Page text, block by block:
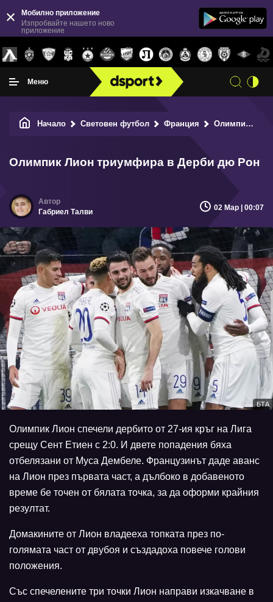
Мобилно приложение
Изпробвайте нашето ново
приложение
Меню
Начало Световен футбол Франция Олимпик Лион триумфира в Дерби дю Рон
Олимпик Лион триумфира в Дерби дю Рон
Габриел Талви 02 Мар | 00:07
БТА
Олимпик Лион спечели дербито от 27-ия кръг на Лига
срещу Сент Етиен с 2:0. И двете попадения бяха
отбелязани от Муса Дембеле. Французинът даде аванс
на Лион през първата част, а дълбоко в добавеното
време бе точен от бялата точка, за да оформи крайния
резултат.
Домакините от Лион владееха топката през по-
голямата част от двубоя и създадоха повече голови
положения.
Със спечелените три точки Лион направи изкачване в